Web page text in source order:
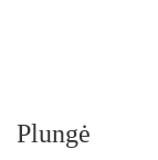
Plungė